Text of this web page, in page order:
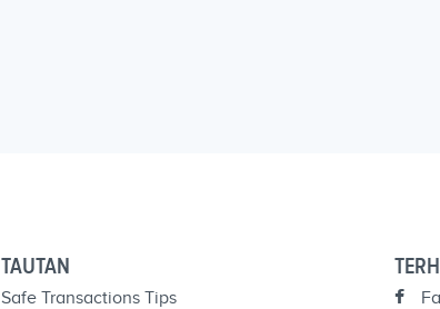
TAUTAN
Safe Transactions Tips